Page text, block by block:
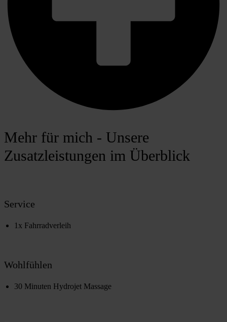
Mehr für mich - Unsere
Zusatzleistungen im Überblick
Service
1x Fahrradverleih
Wohlfühlen
30 Minuten Hydrojet Massage